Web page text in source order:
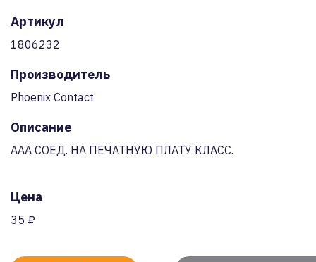
Артикул
1806232
Производитель
Phoenix Contact
Описание
AAA СОЕД. НА ПЕЧАТНУЮ ПЛАТУ КЛАСС.
Цена
35 ₽